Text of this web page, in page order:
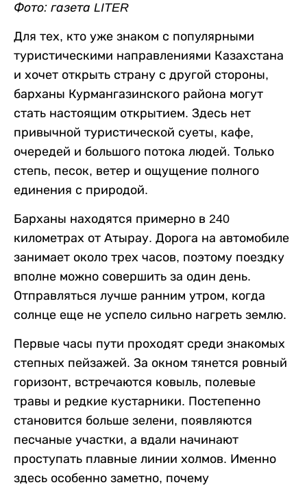
Фото: газета LITER
Для тех, кто уже знаком с популярными
туристическими направлениями Казахстана
и хочет открыть страну с другой стороны,
барханы Курмангазинского района могут
стать настоящим открытием. Здесь нет
привычной туристической суеты, кафе,
очередей и большого потока людей. Только
степь, песок, ветер и ощущение полного
единения с природой.
Барханы находятся примерно в 240
километрах от Атырау. Дорога на автомобиле
занимает около трех часов, поэтому поездку
вполне можно совершить за один день.
Отправляться лучше ранним утром, когда
солнце еще не успело сильно нагреть землю.
Первые часы пути проходят среди знакомых
степных пейзажей. За окном тянется ровный
горизонт, встречаются ковыль, полевые
травы и редкие кустарники. Постепенно
становится больше зелени, появляются
песчаные участки, а вдали начинают
проступать плавные линии холмов. Именно
здесь особенно заметно, почему